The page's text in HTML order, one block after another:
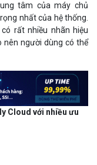
tâm của máy chủ
nhất của hệ thống.
rất nhiều nhãn hiệu
nên người dùng có thể
Cloud với nhiều ưu